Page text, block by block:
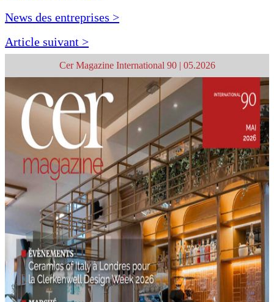
News des entreprises >
Article suivant >
Cer Magazine International 90 | 05.2026